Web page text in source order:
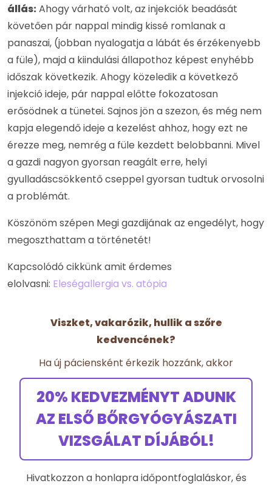
állás: Ahogy várható volt, az injekciók beadását
követően pár nappal mindig kissé romlanak a
panaszai, (jobban nyalogatja a lábát és érzékenyebb
a füle), majd a kiindulási állapothoz képest enyhébb
időszak következik. Ahogy közeledik a következő
injekció ideje, pár nappal előtte fokozatosan
erősödnek a tünetei. Sajnos jön a szezon, és még nem
kapja elegendő ideje a kezelést ahhoz, hogy ezt ne
érezze meg, nemrég a füle kezdett belobbanni. Mivel
a gazdi nagyon gyorsan reagált erre, helyi
gyulladáscsökkentő cseppel gyorsan tudtuk orvosolni
a problémát.
Köszönöm szépen Megi gazdijának az engedélyt, hogy
megoszthattam a történetét!
Kapcsolódó cikkünk amit érdemes
elolvasni: Eleségallergia vs. atópia
Viszket, vakarózik, hullik a szőre
kedvencének?
Ha új páciensként érkezik hozzánk, akkor
20% KEDVEZMÉNYT ADUNK
AZ ELSŐ BŐRGYÓGYÁSZATI
VIZSGÁLAT DÍJÁBÓL!
Hivatkozzon a honlapra időpontfoglaláskor, és